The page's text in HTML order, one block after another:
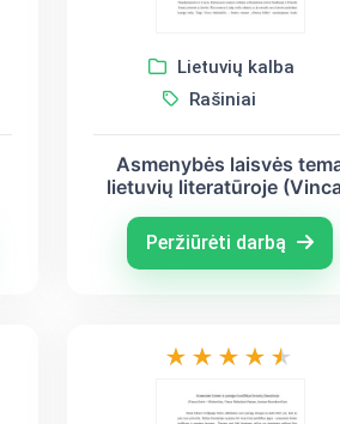
Lietuvių kalba
Rašiniai
Asmenybės laisvės
lietuvių literatūroje
Sruoga, Antanas Škėma)
Peržiūrėti darbą